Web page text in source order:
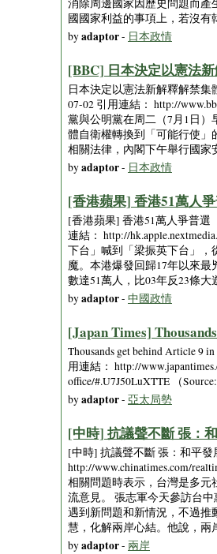
消除周邊國家因歷史問題而產
國國家利益的事項上，若沒
byadaptor- 日本政情
[BBC] 日本決定以憲法
日本決定以憲法新解釋解禁集
07-02 引用連結： http://
黨與公明黨在周二（7月1日
體自衛權轉換到「可能行使」
相關法律，內閣下午舉行國家
byadaptor- 日本政情
[香港蘋果] 香港51萬人
[香港蘋果] 香港51萬人爭普選
連結： http://
下台」喊到「梁振英下台」，
魔。本港爆發回歸17年以來
數達51萬人，比03年反23條
byadaptor- 中國政情
[Japan Times]
Thousands get behind Article 9
用連結： http://
office/#.U7J50LuXTTE （
byadaptor- 亞太局勢
[中時] 抗議聲不斷 張：
[中時] 抗議聲不斷 張：和平發
http://www.chinatimes.com/
相關問題時表示，台灣是多元
流意見。 張志軍今天參訪台
遇到新問題和新情況，不過推
慧，化解兩岸心結。他說，兩
byadaptor- 兩岸